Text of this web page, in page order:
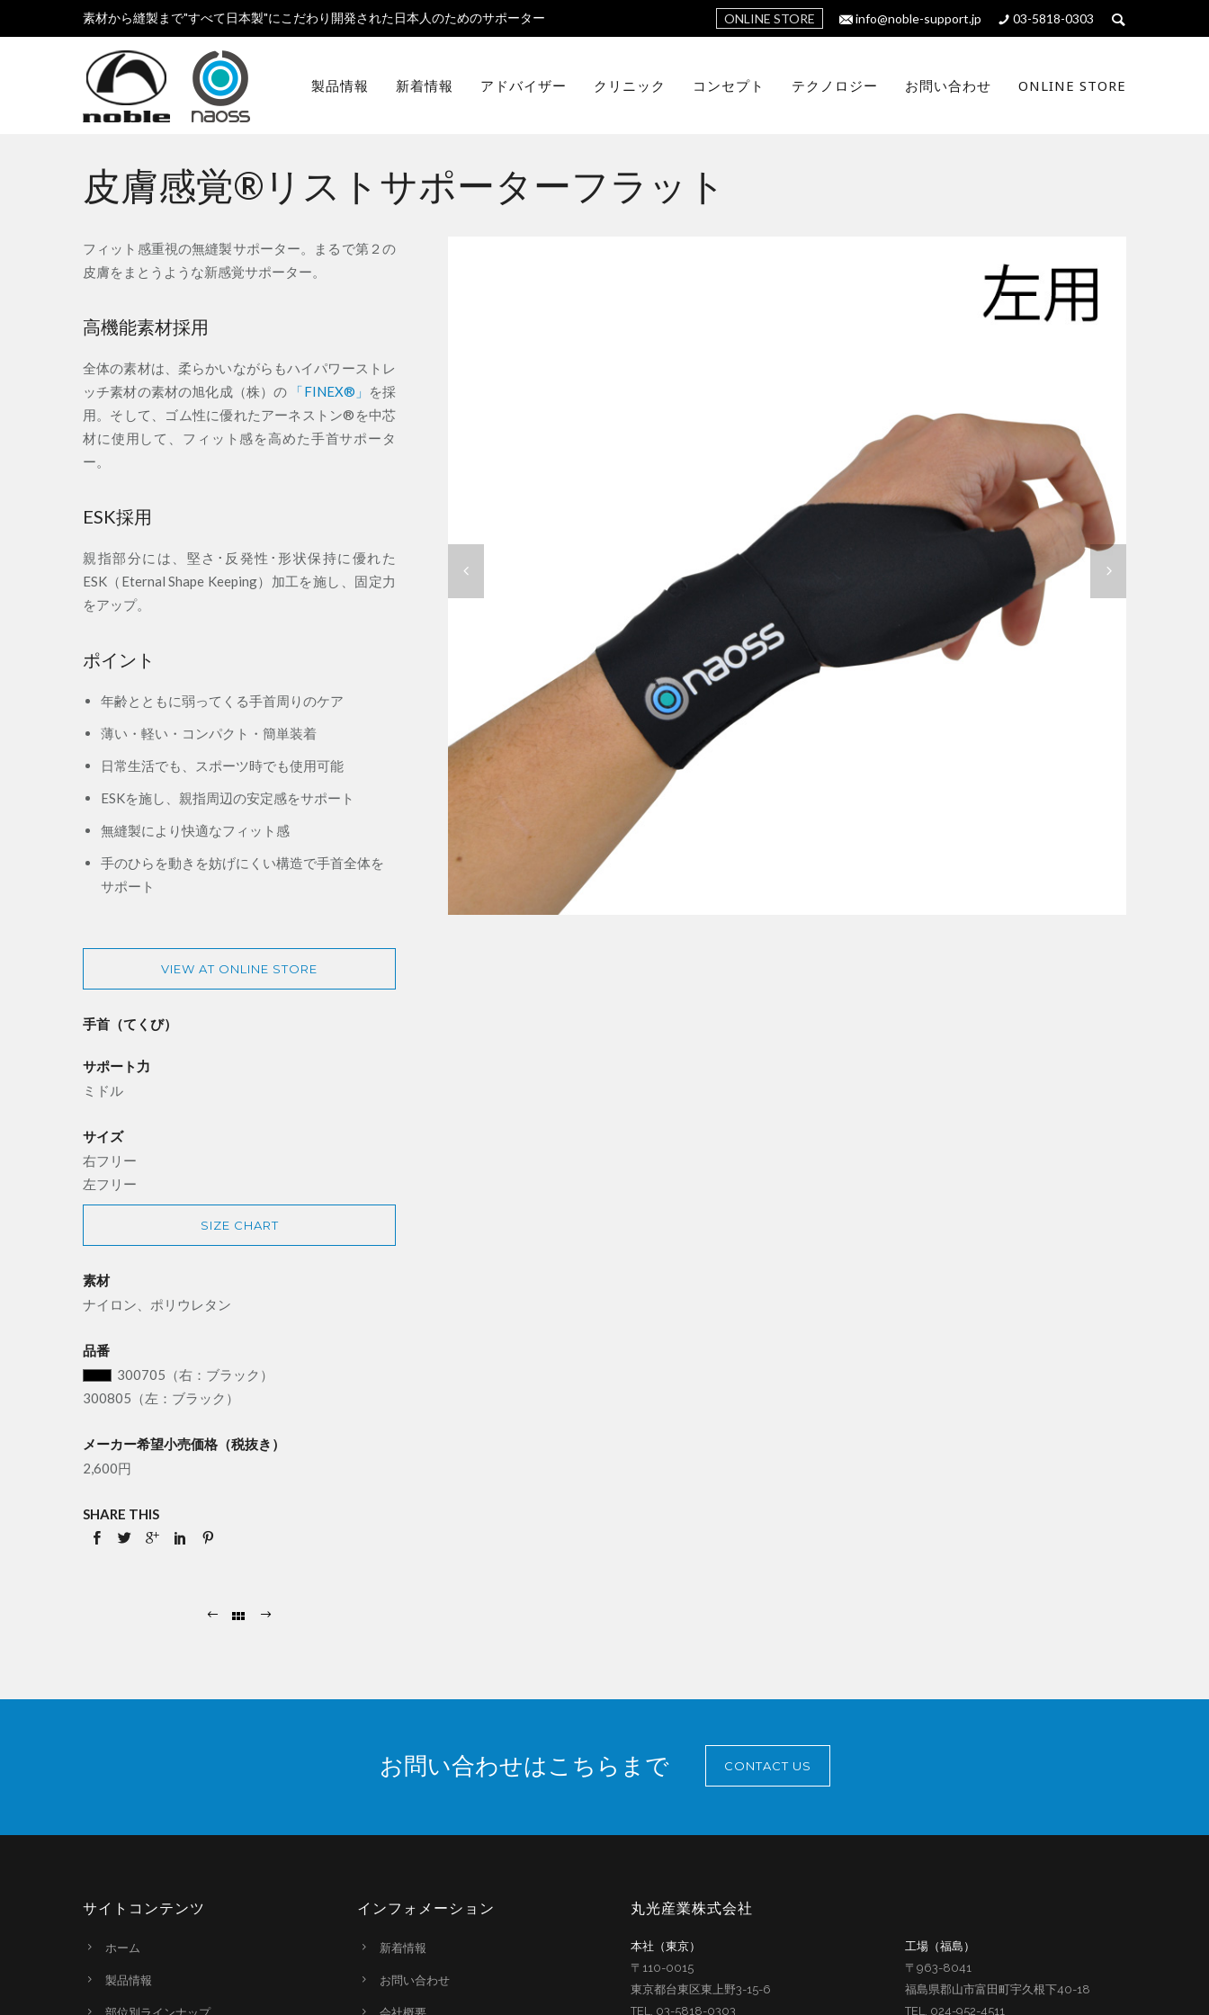
素材から縫製まで"すべて日本製"にこだわり開発された日本人のためのサポーター ONLINE STORE info@noble-support.jp 03-5818-0303
製品情報 新着情報 アドバイザー クリニック コンセプト テクノロジー お問い合わせ ONLINE STORE
皮膚感覚®リストサポーターフラット
フィット感重視の無縫製サポーター。まるで第２の
皮膚をまとうような新感覚サポーター。
高機能素材採用
全体の素材は、柔らかいながらもハイパワーストレ
ッチ素材の素材の旭化成（株）の 「FINEX®」
を採
用。そして、ゴム性に優れたアーネストン®を中芯
材に使用して、フィット感を高めた手首サポータ
ー。
ESK採用
親指部分には、堅さ･反発性･形状保持に優れた
ESK（Eternal Shape Keeping）加工を施し、固定力
をアップ。
ポイント
年齢とともに弱ってくる手首周りのケア
薄い・軽い・コンパクト・簡単装着
日常生活でも、スポーツ時でも使用可能
ESKを施し、親指周辺の安定感をサポート
無縫製により快適なフィット感
手のひらを動きを妨げにくい構造で手首全体を
サポート
VIEW AT ONLINE STORE
手首（てくび）
サポート力
ミドル
サイズ
右フリー
左フリー
SIZE CHART
素材
ナイロン、ポリウレタン
品番
300705 （右：ブラック）
300805（左：ブラック）
メーカー希望小売価格（税抜き）
2,600円
SHARE THIS
お問い合わせはこちらまで CONTACT US
サイトコンテンツ
ホーム
製品情報
インフォメーション
新着情報
お問い合わせ
丸光産業株式会社
本社（東京）
〒110-0015
東京都台東区東上野3-15-6
TEL. 03-5818-0303
工場（福島）
〒963-8041
福島県郡山市富田町宇久根下40-18
TEL. 024-952-4511